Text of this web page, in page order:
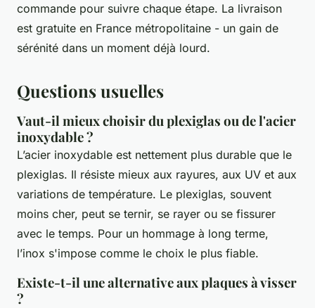
commande pour suivre chaque étape. La livraison
est gratuite en France métropolitaine - un gain de
sérénité dans un moment déjà lourd.
Questions usuelles
Vaut-il mieux choisir du plexiglas ou de l'acier
inoxydable ?
L’acier inoxydable est nettement plus durable que le
plexiglas. Il résiste mieux aux rayures, aux UV et aux
variations de température. Le plexiglas, souvent
moins cher, peut se ternir, se rayer ou se fissurer
avec le temps. Pour un hommage à long terme,
l’inox s'impose comme le choix le plus fiable.
Existe-t-il une alternative aux plaques à visser
?